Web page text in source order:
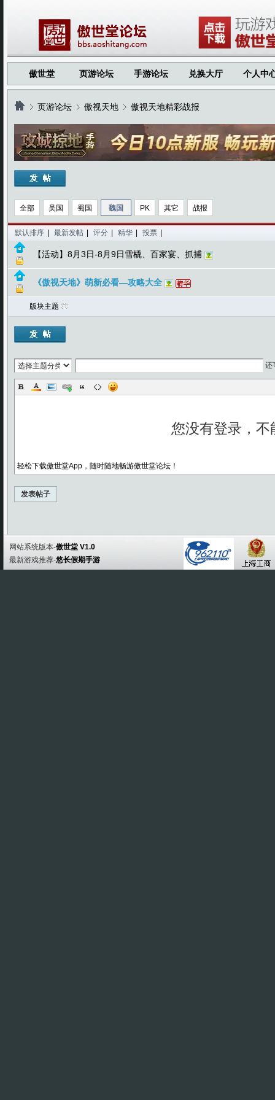
傲世堂 页游论坛 手游论坛 兑换大厅 个人中
›
页游论坛
›
傲视天地
›
傲视天地精彩战报
全部 吴国 蜀国 魏国 PK 其它 战报
默认排序 最新发帖 评分 精华 投票
【活动】8月3日-8月9日雪橇、百家宴、抓捕
《傲视天地》萌新必看—攻略大全
版块主题
还
轻松下载傲世堂App，随时随地畅游傲世堂论坛！
发表帖子
网站系统版本-傲世堂 V1.0
最新游戏推荐-悠长假期手游